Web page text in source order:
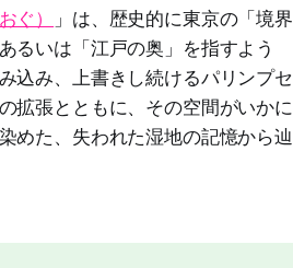
ぐ）
」は、歴史的に東京の「境界
るいは「江戸の奥」を指すよう
込み、上書きし続けるパリンプセ
拡張とともに、その空間がいかに
めた、失われた湿地の記憶から辿